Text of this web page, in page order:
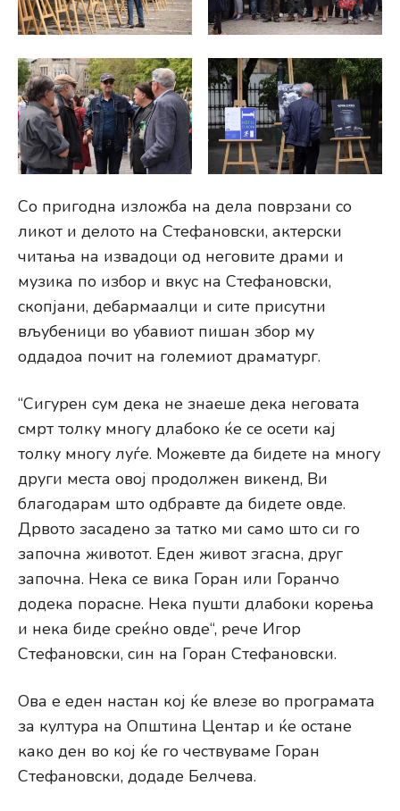
Со пригодна изложба на дела поврзани со
ликот и делото на Стефановски, актерски
читања на извадоци од неговите драми и
музика по избор и вкус на Стефановски,
скопјани, дебармаалци и сите присутни
вљубеници во убавиот пишан збор му
оддадоа почит на големиот драматург.
“Сигурен сум дека не знаеше дека неговата
смрт толку многу длабоко ќе се осети кај
толку многу луѓе. Можевте да бидете на многу
други места овој продолжен викенд, Ви
благодарам што одбравте да бидете овде.
Дрвото засадено за татко ми само што си го
започна животот. Еден живот згасна, друг
започна. Нека се вика Горан или Горанчо
додека порасне. Нека пушти длабоки корења
и нека биде среќно овде“, рече Игор
Стефановски, син на Горан Стефановски.
Ова е еден настан кој ќе влезе во програмата
за култура на Општина Центар и ќе остане
како ден во кој ќе го чествуваме Горан
Стефановски, додаде Белчева.